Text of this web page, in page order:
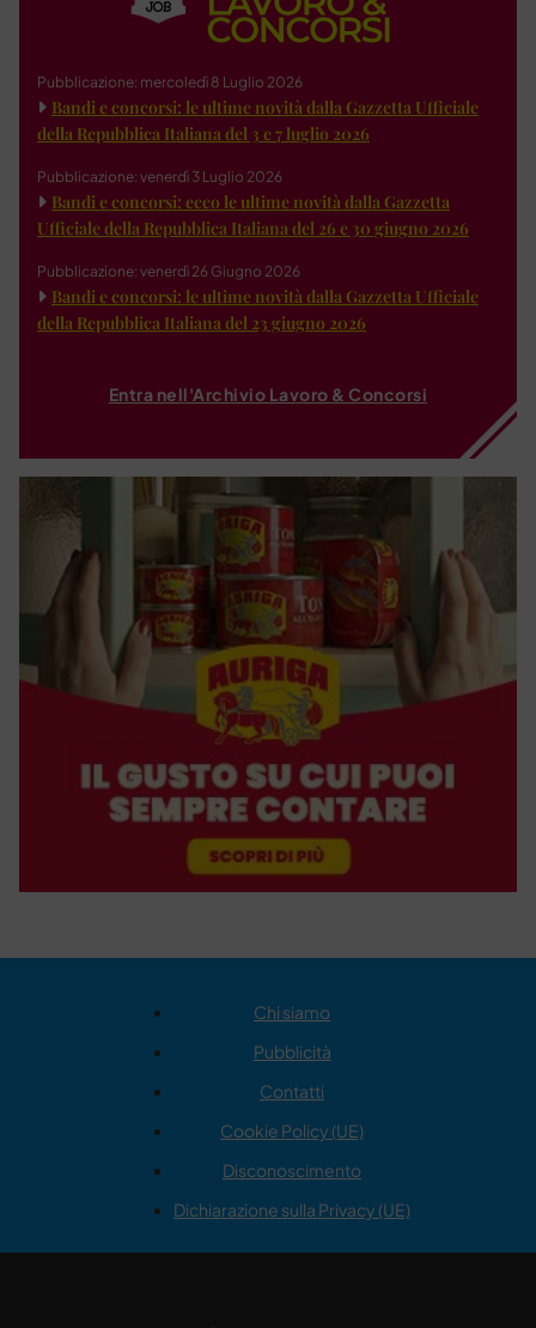
Pubblicazione: mercoledì 8 Luglio 2026
Bandi e concorsi: le ultime novità dalla Gazzetta Ufficiale
della Repubblica Italiana del 3 e 7 luglio 2026
Pubblicazione: venerdì 3 Luglio 2026
Bandi e concorsi: ecco le ultime novità dalla Gazzetta
Ufficiale della Repubblica Italiana del 26 e 30 giugno 2026
Pubblicazione: venerdì 26 Giugno 2026
Bandi e concorsi: le ultime novità dalla Gazzetta Ufficiale
della Repubblica Italiana del 23 giugno 2026
Entra nell'Archivio Lavoro & Concorsi
Chi siamo
Pubblicità
Contatti
Cookie Policy (UE)
Disconoscimento
Dichiarazione sulla Privacy (UE)